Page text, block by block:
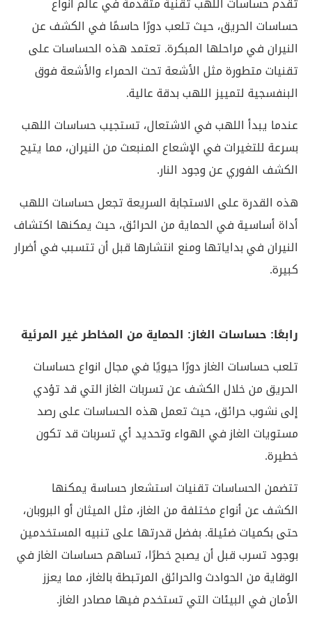
حساسات الحريق، حيث تلعب دورًا حاسمًا في الكشف عن
النيران في مراحلها المبكرة. تعتمد هذه الحساسات على
تقنيات متطورة مثل الأشعة تحت الحمراء والأشعة فوق
البنفسجية لتمييز اللهب بدقة عالية.
عندما يبدأ اللهب في الاشتعال، تستجيب حساسات اللهب
بسرعة للتغيرات في الإشعاع المنبعث من النيران، مما يتيح
الكشف الفوري عن وجود النار.
هذه القدرة على الاستجابة السريعة تجعل حساسات اللهب
أداة أساسية في الحماية من الحرائق، حيث يمكنها اكتشاف
النيران في بداياتها ومنع انتشارها قبل أن تتسبب في أضرار
كبيرة.
رابعًا: حساسات الغاز: الحماية من المخاطر غير المرئية
تلعب حساسات الغاز دورًا حيويًا في مجال انواع حساسات
الحريق من خلال الكشف عن تسربات الغاز التي قد تؤدي
إلى نشوب حرائق، حيث تعمل هذه الحساسات على رصد
مستويات الغاز في الهواء وتحديد أي تسربات قد تكون
خطيرة.
تتضمن الحساسات تقنيات استشعار حساسة يمكنها
الكشف عن أنواع مختلفة من الغاز، مثل الميثان أو البروبان،
حتى بكميات ضئيلة. بفضل قدرتها على تنبيه المستخدمين
بوجود تسرب قبل أن يصبح خطرًا، تساهم حساسات الغاز في
الوقاية من الحوادث والحرائق المرتبطة بالغاز، مما يعزز
الأمان في البيئات التي تستخدم فيها مصادر الغاز.